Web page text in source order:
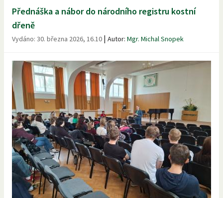
Přednáška a nábor do národního registru kostní
dřeně
Vydáno: 30. března 2026, 16.10 | Autor: Mgr. Michal Snopek